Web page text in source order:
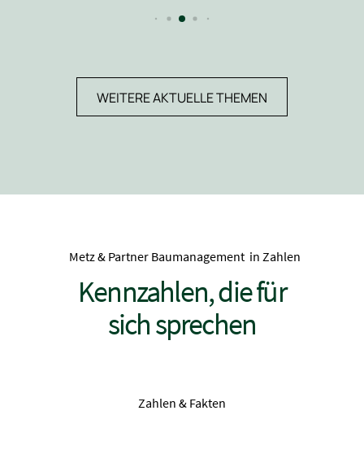
WEITERE AKTUELLE THEMEN
Metz & Partner Baumanagement in Zahlen
Kennzahlen, die für
sich sprechen
Zahlen & Fakten